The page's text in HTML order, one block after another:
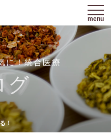
menu
に！統合医療
グ
！